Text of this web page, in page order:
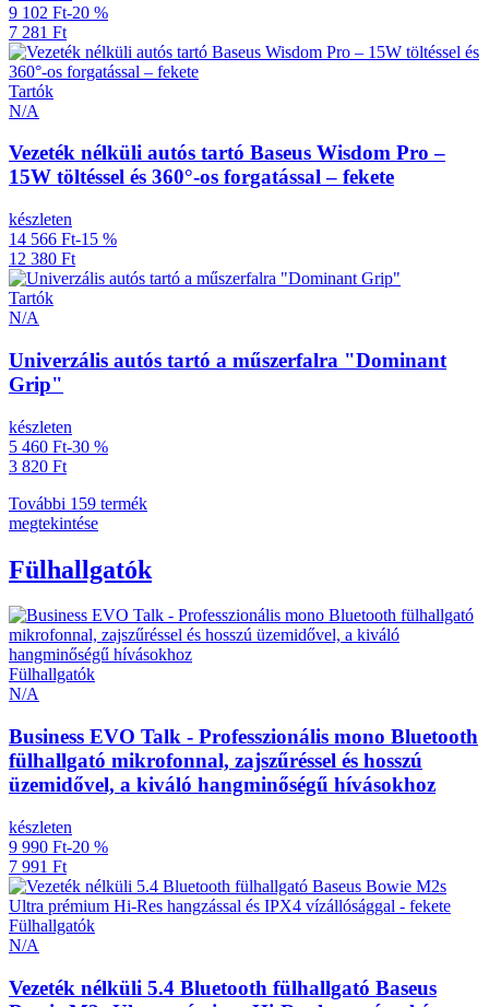
9 102 Ft-20 %
7 281 Ft
Tartók
N/A
Vezeték nélküli autós tartó Baseus Wisdom Pro –
15W töltéssel és 360°-os forgatással – fekete
készleten
14 566 Ft-15 %
12 380 Ft
Tartók
N/A
Univerzális autós tartó a műszerfalra "Dominant
Grip"
készleten
5 460 Ft-30 %
3 820 Ft
További 159 termék
megtekintése
Fülhallgatók
Fülhallgatók
N/A
Business EVO Talk - Professzionális mono Bluetooth
fülhallgató mikrofonnal, zajszűréssel és hosszú
üzemidővel, a kiváló hangminőségű hívásokhoz
készleten
9 990 Ft-20 %
7 991 Ft
Fülhallgatók
N/A
Vezeték nélküli 5.4 Bluetooth fülhallgató Baseus